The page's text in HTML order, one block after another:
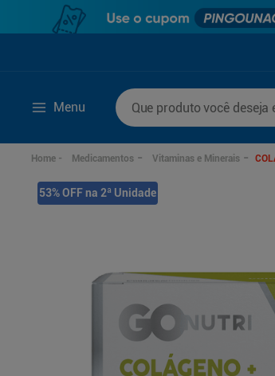
Menu
Que produto você deseja
Medicamentos Vitaminas e Minerais
53% OFF na 2ª Unidade
Termos mais buscados
1º
2º